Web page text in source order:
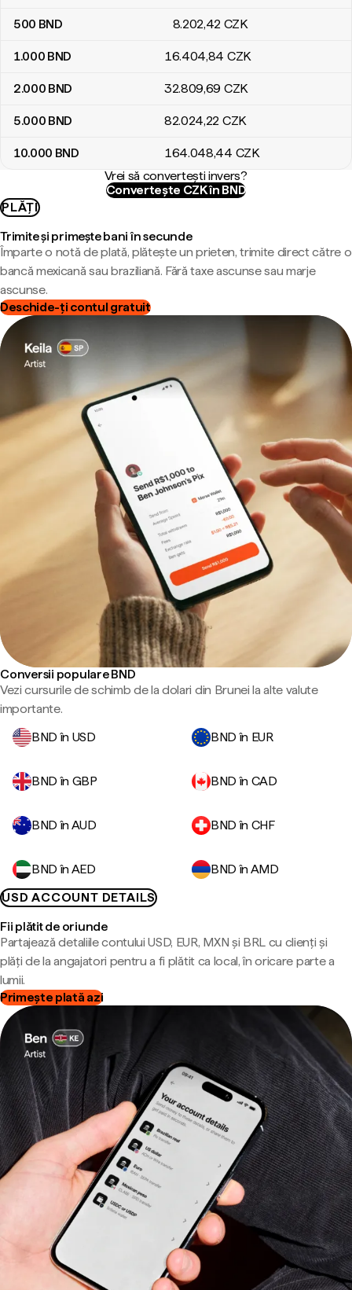
500 BND 8.202,42 CZK
1.000 BND 16.404,84 CZK
2.000 BND 32.809,69 CZK
5.000 BND 82.024,22 CZK
10.000 BND 164.048,44 CZK
Vrei să convertești invers?
Convertește CZK în BND
PLĂȚI
Trimite și primește bani în secunde
Împarte o notă de plată, plătește un prieten, trimite direct către o
bancă mexicană sau braziliană. Fără taxe ascunse sau marje
ascunse.
Deschide-ți contul gratuit
Conversii populare BND
Vezi cursurile de schimb de la dolari din Brunei la alte valute
importante.
BND în USD
BND în EUR
BND în GBP BND în CAD
BND în AUD BND în CHF
BND în AED
BND în AMD
USD ACCOUNT DETAILS
Fii plătit de oriunde
Partajează detaliile contului USD, EUR, MXN și BRL cu clienți și
plăți de la angajatori pentru a fi plătit ca local, în oricare parte a
lumii.
Primește plată azi